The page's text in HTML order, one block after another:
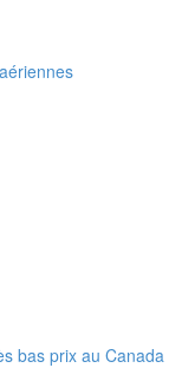
bas prix au Canada